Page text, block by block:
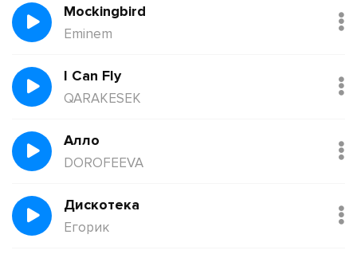
Mockingbird
Eminem
I Can Fly
QARAKESEK
Алло
DOROFEEVA
Дискотека
Егорик